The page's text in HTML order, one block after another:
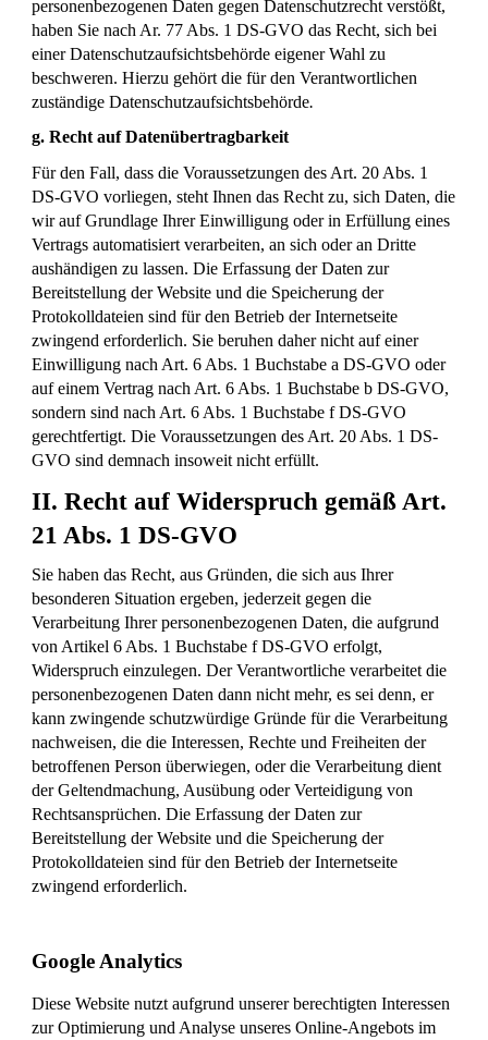
personenbezogenen Daten gegen Datenschutzrecht verstößt,
haben Sie nach Ar. 77 Abs. 1 DS-GVO das Recht, sich bei
einer Datenschutzaufsichtsbehörde eigener Wahl zu
beschweren. Hierzu gehört die für den Verantwortlichen
zuständige Datenschutzaufsichtsbehörde.
g. Recht auf Datenübertragbarkeit
Für den Fall, dass die Voraussetzungen des Art. 20 Abs. 1
DS-GVO vorliegen, steht Ihnen das Recht zu, sich Daten, die
wir auf Grundlage Ihrer Einwilligung oder in Erfüllung eines
Vertrags automatisiert verarbeiten, an sich oder an Dritte
aushändigen zu lassen. Die Erfassung der Daten zur
Bereitstellung der Website und die Speicherung der
Protokolldateien sind für den Betrieb der Internetseite
zwingend erforderlich. Sie beruhen daher nicht auf einer
Einwilligung nach Art. 6 Abs. 1 Buchstabe a DS-GVO oder
auf einem Vertrag nach Art. 6 Abs. 1 Buchstabe b DS-GVO,
sondern sind nach Art. 6 Abs. 1 Buchstabe f DS-GVO
gerechtfertigt. Die Voraussetzungen des Art. 20 Abs. 1 DS-
GVO sind demnach insoweit nicht erfüllt.
II. Recht auf Widerspruch gemäß Art.
21 Abs. 1 DS-GVO
Sie haben das Recht, aus Gründen, die sich aus Ihrer
besonderen Situation ergeben, jederzeit gegen die
Verarbeitung Ihrer personenbezogenen Daten, die aufgrund
von Artikel 6 Abs. 1 Buchstabe f DS-GVO erfolgt,
Widerspruch einzulegen. Der Verantwortliche verarbeitet die
personenbezogenen Daten dann nicht mehr, es sei denn, er
kann zwingende schutzwürdige Gründe für die Verarbeitung
nachweisen, die die Interessen, Rechte und Freiheiten der
betroffenen Person überwiegen, oder die Verarbeitung dient
der Geltendmachung, Ausübung oder Verteidigung von
Rechtsansprüchen. Die Erfassung der Daten zur
Bereitstellung der Website und die Speicherung der
Protokolldateien sind für den Betrieb der Internetseite
zwingend erforderlich.
Google Analytics
Diese Website nutzt aufgrund unserer berechtigten Interessen
zur Optimierung und Analyse unseres Online-Angebots im